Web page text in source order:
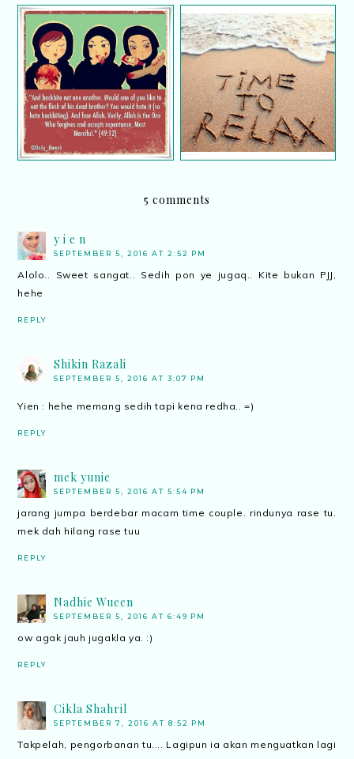
Tip elak mengumpat
Pejam dan kerdipkan
mata
5 comments
y i e n
SEPTEMBER 5, 2016 AT 2:52 PM
Alolo.. Sweet sangat.. Sedih pon ye jugaq.. Kite bukan PJJ,
hehe
REPLY
Shikin Razali
SEPTEMBER 5, 2016 AT 3:07 PM
Yien : hehe memang sedih tapi kena redha.. =)
REPLY
mek yunie
SEPTEMBER 5, 2016 AT 5:54 PM
jarang jumpa berdebar macam time couple. rindunya rase tu.
mek dah hilang rase tuu
REPLY
Nadhie Wueen
SEPTEMBER 5, 2016 AT 6:49 PM
ow agak jauh jugakla ya. :)
REPLY
Cikla Shahril
SEPTEMBER 7, 2016 AT 8:52 PM
Takpelah, pengorbanan tu.... Lagipun ia akan menguatkan lagi